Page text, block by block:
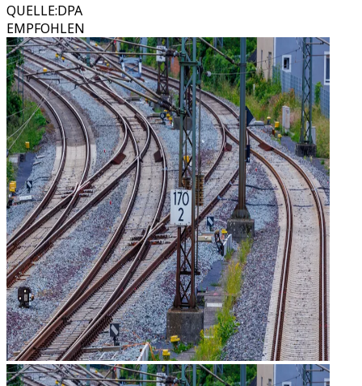
QUELLE:DPA
EMPFOHLEN